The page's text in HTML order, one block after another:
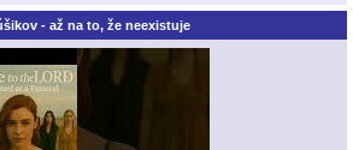
- až na to, že neexistuje